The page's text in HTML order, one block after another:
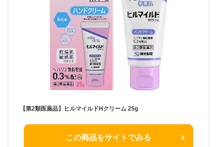
【第2類医薬品】ヒルマイルドHクリーム 25g
この商品をサイトでみる